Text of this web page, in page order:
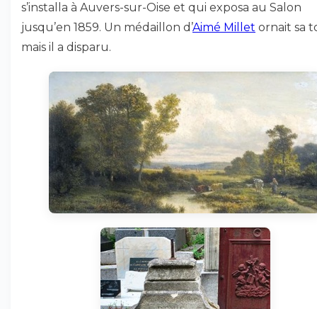
s’installa à Auvers-sur-Oise et qui exposa au Salon
jusqu’en 1859. Un médaillon d’Aimé Millet ornait sa
mais il a disparu.